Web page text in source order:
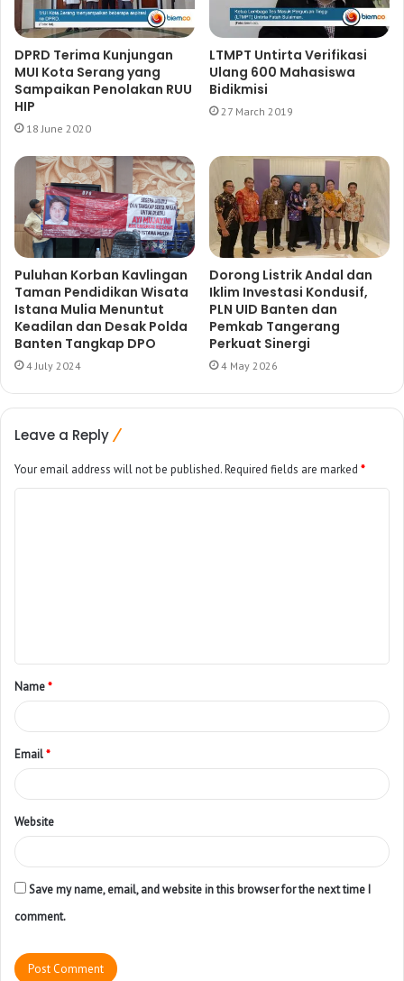
DPRD Terima Kunjungan
MUI Kota Serang yang
Sampaikan Penolakan RUU
HIP
18 June 2020
LTMPT Untirta Verifikasi
Ulang 600 Mahasiswa
Bidikmisi
27 March 2019
Puluhan Korban Kavlingan
Taman Pendidikan Wisata
Istana Mulia Menuntut
Keadilan dan Desak Polda
Banten Tangkap DPO
4 July 2024
Dorong Listrik Andal dan
Iklim Investasi Kondusif,
PLN UID Banten dan
Pemkab Tangerang
Perkuat Sinergi
4 May 2026
Leave a Reply
Your email address will not be published.Required fields are marked *
Name*
Email*
Website
Save my name, email, and website in this browser for the next time I
comment.